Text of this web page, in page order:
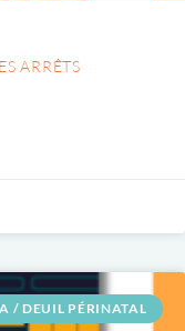
ARRÊTS
/ DEUIL PÉRINATAL